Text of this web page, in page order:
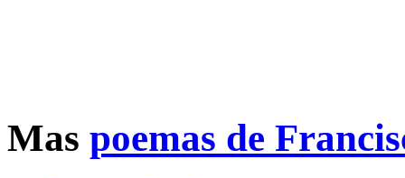
Mas poemas de